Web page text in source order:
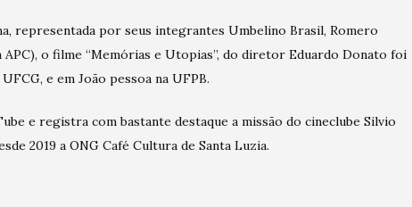
representada por seus integrantes Umbelino Brasil, Romero
APC), o filme “Memórias e Utopias”, do diretor Eduardo Donato foi
e em João pessoa na UFPB.
e registra com bastante destaque a missão do cineclube Silvio
2019 a ONG Café Cultura de Santa Luzia.